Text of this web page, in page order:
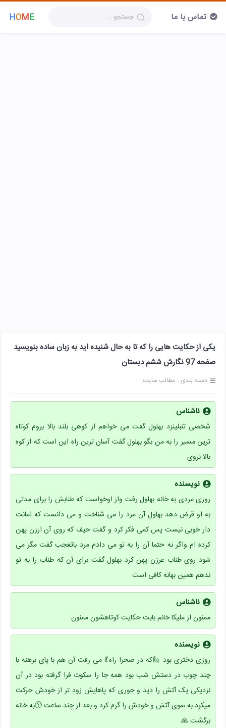
HOME تماس با ما
یکی از حکایت هایی را که تا به حال شنیده اید به زبان ساده بنویسید
صفحه 97 نگارش ششم دبستان
دسته بندی : مطالب سایت
ناشناس
شخصی تنبلینزد بهلول گفت می خواهم از کوهی بلند بالا بروم کوتاه
ترین مسیر را به من بگو بهلول گفت آسان ترین راه این است که از کوه
بالا نروی
نویسنده
روزی مردی به خانه بهلول رفت واز اوخواست که طنابش را برای مدتی
به او قرض دهد بهلول آن مرد را می شناخت و می دانست که امانت
دار خوبی نیست پس کمی فکر کرد و گفت حیف که روی آن ارزن پهن
کرده ام واگر نه حتما آن را به تو می دادم مرد باتعجب گفت مگر می
شود روی طناب عرزن پهن کرد بهلول گفت برای آن که طناب را به تو
ندهم همین بهانه کافی است
ناشناس
ممنون از ملیکا خانم بابت حکایت کوتاهشون ممنون
نویسنده
روزی دختری بود 🙋که در صحرا راه💃 می رفت آن هم با پای برهنه با
چند چوب در دستش شب بود همه جا را سکوت فرا گرفته بود در آن
نزدیکی یک آتش را دید و جوری که پاهایش زود تر از خودش حرکت
میکرد به سوی آتش و خودش را گرم کرد و بعد از چند ساعت 🕦به خانه
برگشت 🙏